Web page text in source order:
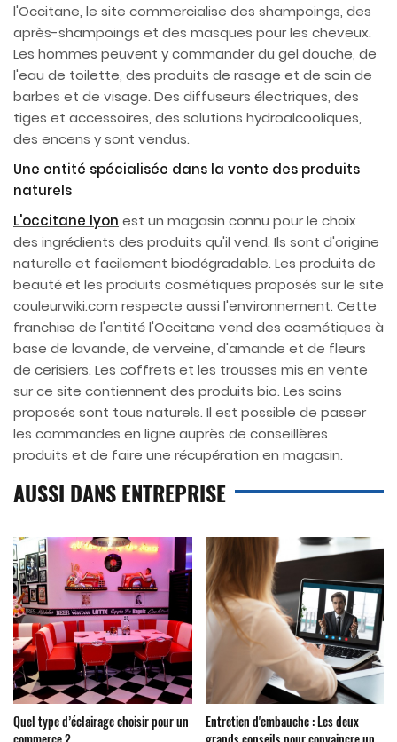
l'Occitane, le site commercialise des shampoings, des
après-shampoings et des masques pour les cheveux.
Les hommes peuvent y commander du gel douche, de
l'eau de toilette, des produits de rasage et de soin de
barbes et de visage. Des diffuseurs électriques, des
tiges et accessoires, des solutions hydroalcooliques,
des encens y sont vendus.
Une entité spécialisée dans la vente des produits
naturels
L'occitane lyon est un magasin connu pour le choix
des ingrédients des produits qu'il vend. Ils sont d'origine
naturelle et facilement biodégradable. Les produits de
beauté et les produits cosmétiques proposés sur le site
couleurwiki.com respecte aussi l'environnement. Cette
franchise de l'entité l'Occitane vend des cosmétiques à
base de lavande, de verveine, d'amande et de fleurs
de cerisiers. Les coffrets et les trousses mis en vente
sur ce site contiennent des produits bio. Les soins
proposés sont tous naturels. Il est possible de passer
les commandes en ligne auprès de conseillères
produits et de faire une récupération en magasin.
AUSSI DANS ENTREPRISE
Quel type d’éclairage choisir pour un
Entretien d'embauche : Les deux